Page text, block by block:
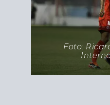
Foto: